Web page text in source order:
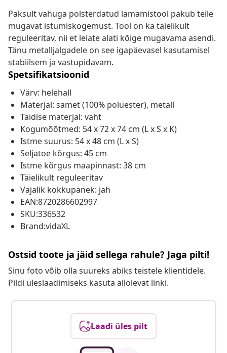
Paksult vahuga polsterdatud lamamistool pakub teile
mugavat istumiskogemust. Tool on ka täielikult
reguleeritav, nii et leiate alati kõige mugavama asendi.
Tänu metalljalgadele on see igapäevasel kasutamisel
stabiilsem ja vastupidavam.
Spetsifikatsioonid
Värv: helehall
Materjal: samet (100% polüester), metall
Täidise materjal: vaht
Kogumõõtmed: 54 x 72 x 74 cm (L x S x K)
Istme suurus: 54 x 48 cm (L x S)
Seljatoe kõrgus: 45 cm
Istme kõrgus maapinnast: 38 cm
Täielikult reguleeritav
Vajalik kokkupanek: jah
EAN:8720286602997
SKU:336532
Brand:vidaXL
Ostsid toote ja jäid sellega rahule? Jaga pilti!
Sinu foto võib olla suureks abiks teistele klientidele.
Pildi üleslaadimiseks kasuta allolevat linki.
Laadi üles pilt